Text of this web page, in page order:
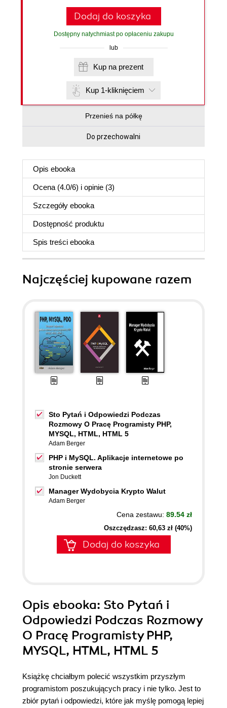
Dodaj do koszyka
Dostępny natychmiast po opłaceniu zakupu
lub
Kup na prezent
Kup 1-kliknięciem
Przenieś na półkę
Do przechowalni
Opis ebooka
Ocena (4.0/6) i opinie (3)
Szczegóły ebooka
Dostępność produktu
Spis treści ebooka
Najczęściej kupowane razem
Sto Pytań i Odpowiedzi Podczas
Rozmowy O Pracę Programisty PHP,
MYSQL, HTML, HTML 5
Adam Berger
PHP i MySQL. Aplikacje internetowe po
stronie serwera
Jon Duckett
Manager Wydobycia Krypto Walut
Adam Berger
Cena zestawu: 89.54 zł
Oszczędzasz: 60,63 zł (40%)
Dodaj do koszyka
Opis ebooka: Sto Pytań i
Odpowiedzi Podczas Rozmowy
O Pracę Programisty PHP,
MYSQL, HTML, HTML 5
Książkę chciałbym polecić wszystkim przyszłym
programistom poszukujących pracy i nie tylko. Jest to
zbiór pytań i odpowiedzi, które jak myślę pomogą lepiej